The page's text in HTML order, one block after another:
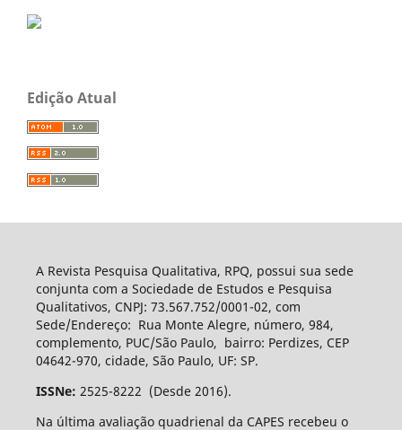
Edição Atual
A Revista Pesquisa Qualitativa, RPQ, possui sua sede
conjunta com a Sociedade de Estudos e Pesquisa
Qualitativos, CNPJ: 73.567.752/0001-02, com
Sede/Endereço: Rua Monte Alegre, número, 984,
complemento, PUC/São Paulo, bairro: Perdizes, CEP
04642-970, cidade, São Paulo, UF: SP.
ISSNe: 2525-8222 (Desde 2016).
Na última avaliação quadrienal da CAPES recebeu o